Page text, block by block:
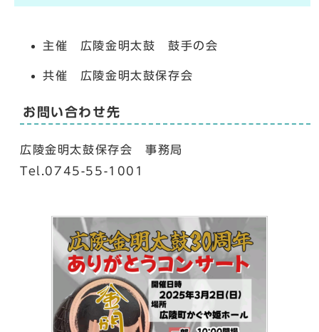
主催 広陵金明太鼓 鼓手の会
共催 広陵金明太鼓保存会
お問い合わせ先
広陵金明太鼓保存会 事務局
Tel.0745-55-1001